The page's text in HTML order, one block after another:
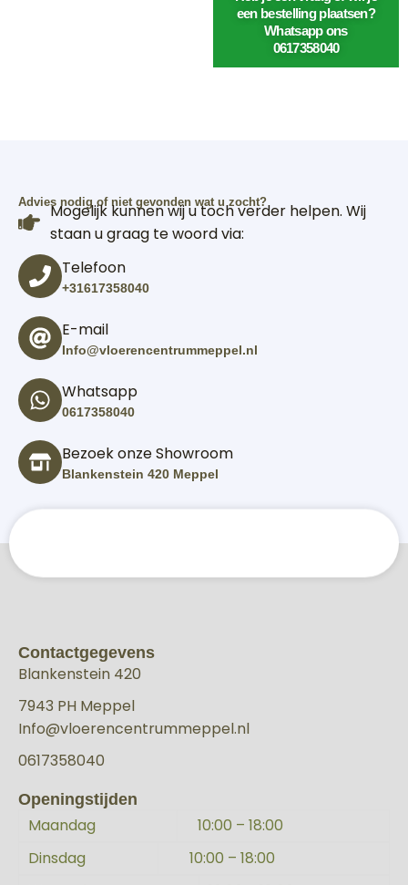
een bestelling plaatsen?
Whatsapp ons
0617358040
Advies nodig of niet gevonden wat u zocht?
Mogelijk kunnen wij u toch verder helpen. Wij
staan u graag te woord via:
Telefoon
+31617358040
E-mail
Info@vloerencentrummeppel.nl
Whatsapp
0617358040
Bezoek onze Showroom
Blankenstein 420 Meppel
Contactgegevens
Blankenstein 420
7943 PH Meppel
Info@vloerencentrummeppel.nl
0617358040
Openingstijden
Maandag
10:00 – 18:00
Dinsdag
10:00 – 18:00